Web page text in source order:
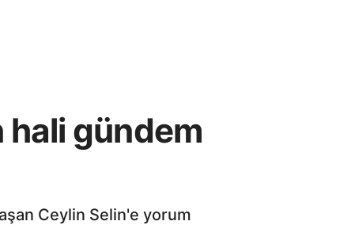
hali gündem
Ceylin Selin'e yorum